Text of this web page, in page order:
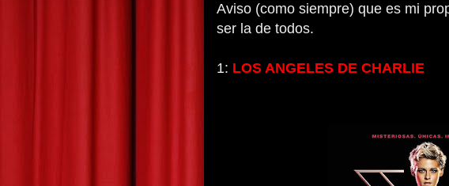
Aviso (como siempre) que es mi
ser la de todos.
1: LOS ANGELES DE CHARLIE